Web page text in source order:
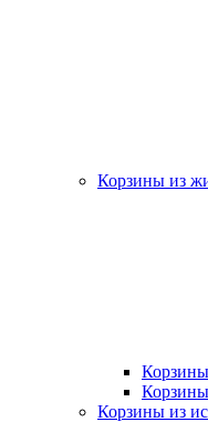
Корзины из
Корзины из